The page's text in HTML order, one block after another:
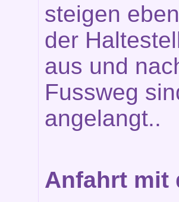
steigen
der
aus und
Fussweg
angelangt..
Anfahrt mit